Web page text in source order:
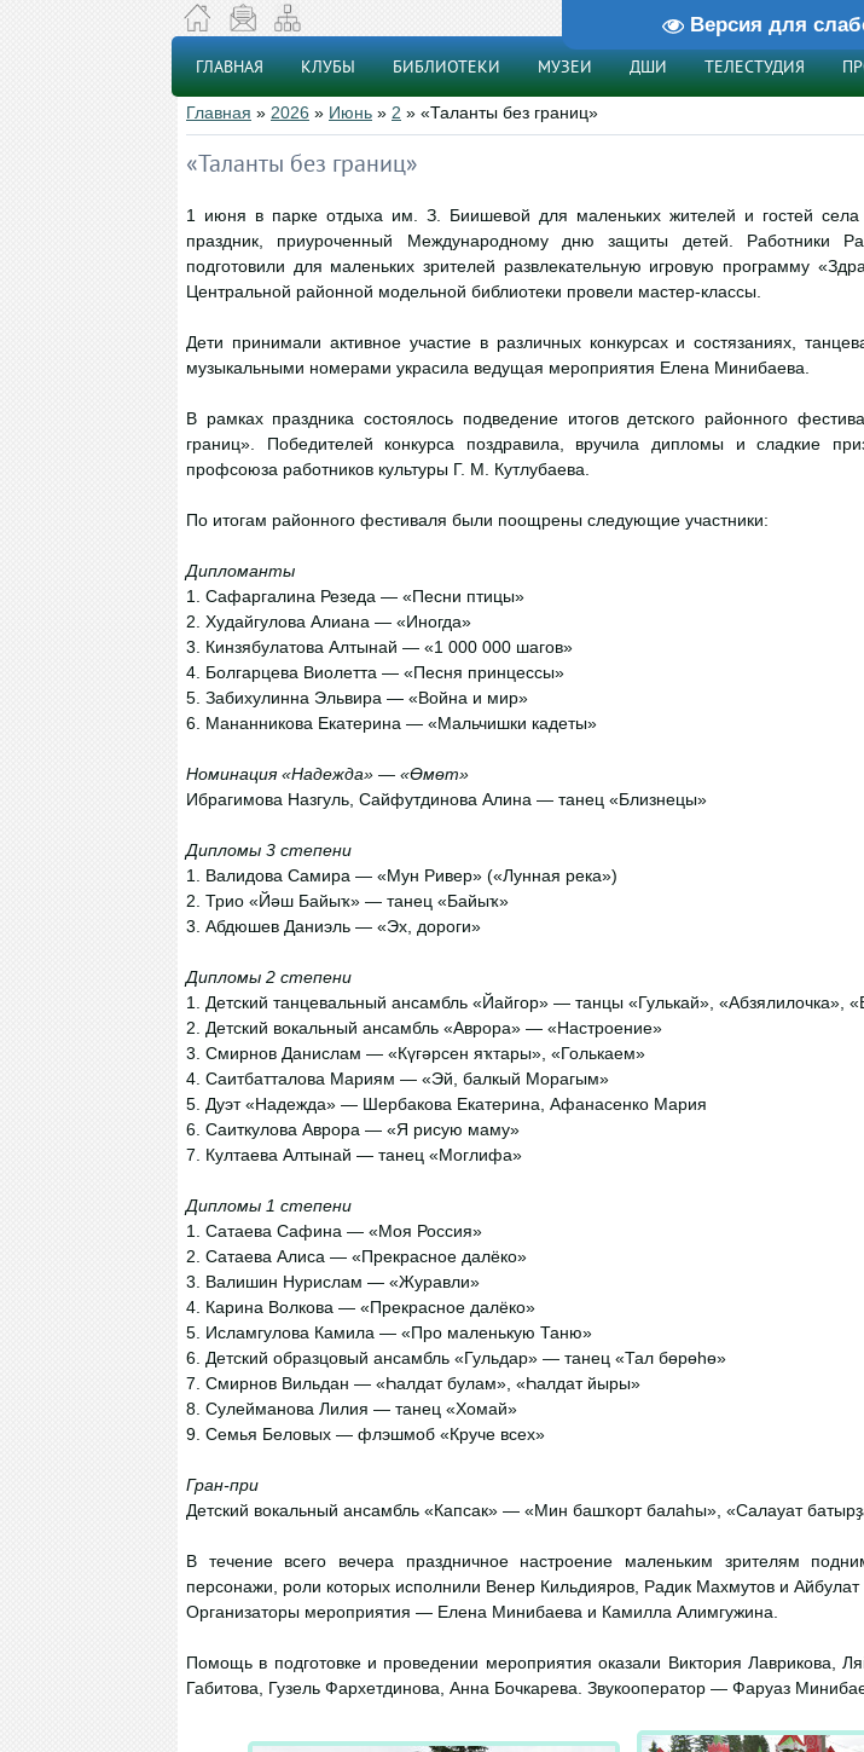
Версия для
ГЛАВНАЯ КЛУБЫ БИБЛИОТЕКИ МУЗЕИ ДШИ ТЕЛЕСТУДИЯ
Главная » 2026 » Июнь » 2 » «Таланты без границ»
«Таланты без границ»
1 июня в парке отдыха им. З. Биишевой для маленьких жителей и гостей села
праздник, приуроченный Международному дню защиты детей. Работники
подготовили для маленьких зрителей развлекательную игровую программу
Центральной районной модельной библиотеки провели мастер-классы.
Дети принимали активное участие в различных конкурсах и состязаниях,
музыкальными номерами украсила ведущая мероприятия Елена Минибаева.
В рамках праздника состоялось подведение итогов детского районного
границ». Победителей конкурса поздравила, вручила дипломы и сладкие
профсоюза работников культуры Г. М. Кутлубаева.
По итогам районного фестиваля были поощрены следующие участники:
Дипломанты
1. Сафаргалина Резеда — «Песни птицы»
2. Худайгулова Алиана — «Иногда»
3. Кинзябулатова Алтынай — «1 000 000 шагов»
4. Болгарцева Виолетта — «Песня принцессы»
5. Забихулинна Эльвира — «Война и мир»
6. Мананникова Екатерина — «Мальчишки кадеты»
Номинация «Надежда» — «Өмөт»
Ибрагимова Назгуль, Сайфутдинова Алина — танец «Близнецы»
Дипломы 3 степени
1. Валидова Самира — «Мун Ривер» («Лунная река»)
2. Трио «Йәш Байыҡ» — танец «Байыҡ»
3. Абдюшев Даниэль — «Эх, дороги»
Дипломы 2 степени
1. Детский танцевальный ансамбль «Йайгор» — танцы «Гулькай», «Абзялилочка»,
2. Детский вокальный ансамбль «Аврора» — «Настроение»
3. Смирнов Данислам — «Күгәрсен яҡтары», «Голькаем»
4. Саитбатталова Мариям — «Эй, балкый Морагым»
5. Дуэт «Надежда» — Шербакова Екатерина, Афанасенко Мария
6. Саиткулова Аврора — «Я рисую маму»
7. Култаева Алтынай — танец «Моглифа»
Дипломы 1 степени
1. Сатаева Сафина — «Моя Россия»
2. Сатаева Алиса — «Прекрасное далёко»
3. Валишин Нурислам — «Журавли»
4. Карина Волкова — «Прекрасное далёко»
5. Исламгулова Камила — «Про маленькую Таню»
6. Детский образцовый ансамбль «Гульдар» — танец «Тал бөрөһө»
7. Смирнов Вильдан — «Һалдат булам», «Һалдат йыры»
8. Сулейманова Лилия — танец «Хомай»
9. Семья Беловых — флэшмоб «Круче всех»
Гран-при
Детский вокальный ансамбль «Капсак» — «Мин башҡорт балаһы», «Салауат
В течение всего вечера праздничное настроение маленьким зрителям
персонажи, роли которых исполнили Венер Кильдияров, Радик Махмутов и
Организаторы мероприятия — Елена Минибаева и Камилла Алимгужина.
Помощь в подготовке и проведении мероприятия оказали Виктория Лаврикова,
Габитова, Гузель Фархетдинова, Анна Бочкарева. Звукооператор — Фаруаз